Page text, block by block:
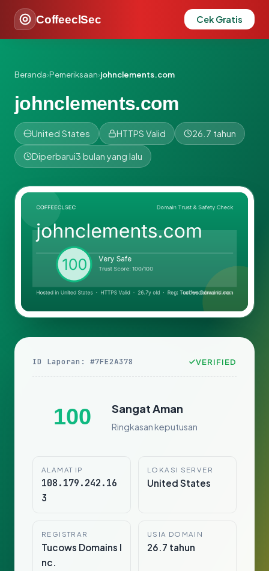
CoffeeclSec Cek Gratis
Beranda›Pemeriksaan›johnclements.com
johnclements.com
United States HTTPS Valid 26.7 tahun
Diperbarui3 bulan yang lalu
ID Laporan: #7FE2A378 VERIFIED
100 Sangat Aman
Ringkasan keputusan
ALAMAT IP
108.179.242.16
3
LOKASI SERVER
United States
REGISTRAR
Tucows Domains I
nc.
USIA DOMAIN
26.7 tahun